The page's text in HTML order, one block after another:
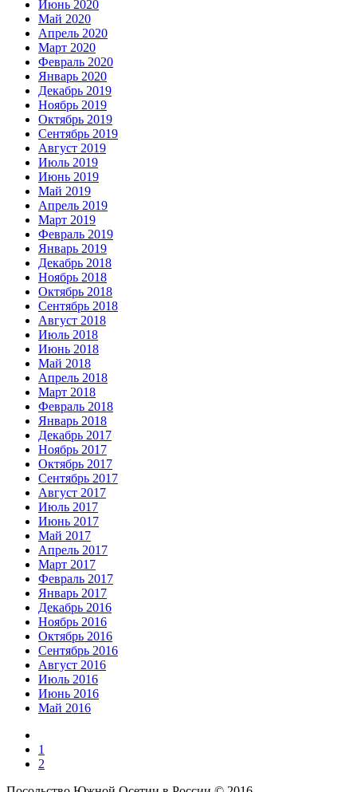
Июнь 2020
Май 2020
Апрель 2020
Март 2020
Февраль 2020
Январь 2020
Декабрь 2019
Ноябрь 2019
Октябрь 2019
Сентябрь 2019
Август 2019
Июль 2019
Июнь 2019
Май 2019
Апрель 2019
Март 2019
Февраль 2019
Январь 2019
Декабрь 2018
Ноябрь 2018
Октябрь 2018
Сентябрь 2018
Август 2018
Июль 2018
Июнь 2018
Май 2018
Апрель 2018
Март 2018
Февраль 2018
Январь 2018
Декабрь 2017
Ноябрь 2017
Октябрь 2017
Сентябрь 2017
Август 2017
Июль 2017
Июнь 2017
Май 2017
Апрель 2017
Март 2017
Февраль 2017
Январь 2017
Декабрь 2016
Ноябрь 2016
Октябрь 2016
Сентябрь 2016
Август 2016
Июль 2016
Июнь 2016
Май 2016
1
2